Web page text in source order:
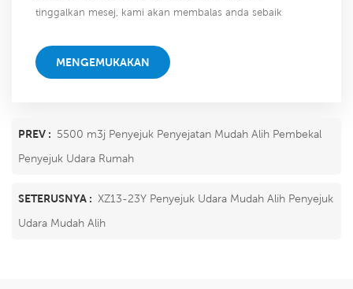
tinggalkan mesej, kami akan membalas anda sebaik
MENGEMUKAKAN
PREV : 5500 m3j Penyejuk Penyejatan Mudah Alih Pembekal
Penyejuk Udara Rumah
SETERUSNYA : XZ13-23Y Penyejuk Udara Mudah Alih Penyejuk
Udara Mudah Alih